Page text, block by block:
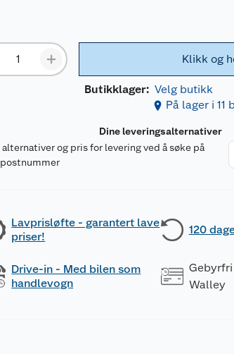
Klikk og
Butikklager: Velg butikk
På lager i 11
Dine leveringsalternativer
alternativer og pris for levering ved å søke på
Lavprisløfte - garantert lave
priser!
120
Drive-in - Med bilen som
handlevogn
Walley